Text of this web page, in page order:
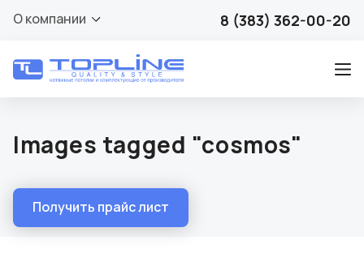
О компании 8 (383) 362-00-20
Images tagged "cosmos"
Получить прайс лист